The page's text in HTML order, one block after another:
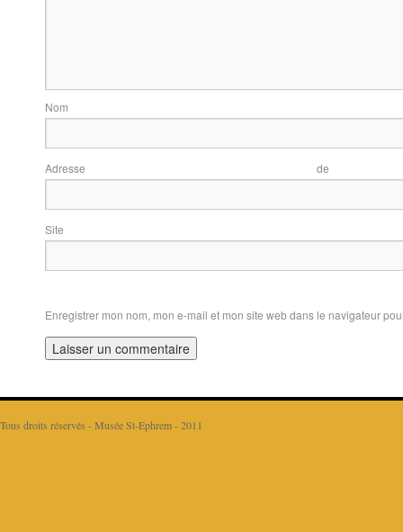
Adresse
Enregistrer mon nom, mon e-mail et mon site web dans le navigateur
Tous droits réservés - Musée St-Ephrem - 2011